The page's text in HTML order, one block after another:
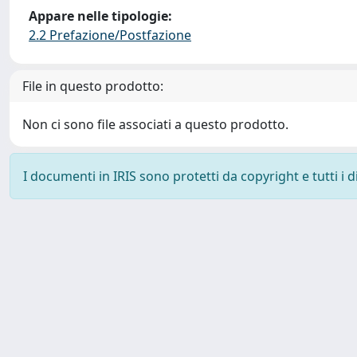
Appare nelle tipologie:
2.2 Prefazione/Postfazione
File in questo prodotto:
Non ci sono file associati a questo prodotto.
I documenti in IRIS sono protetti da copyright e tutti i